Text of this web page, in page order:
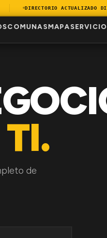
DIRECTORIO ACTUALIZADO
COMUNASMAPA
de